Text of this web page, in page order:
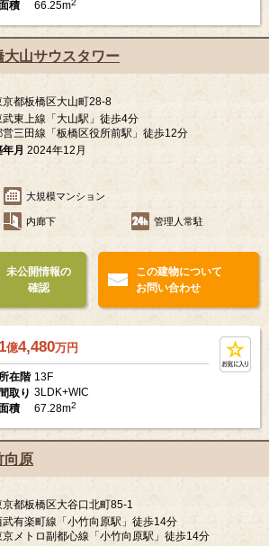
積 66.25m
大山サウスタワー
京都板橋区大山町28-8
武東上線「大山駅」徒歩4分
営三田線「板橋区役所前駅」徒歩12分
月 2024年12月
大規模マンション
内廊下 管理人常駐
未公開情報の
確認
この建物について
お問い合わせ
1億4,480万円
所在階 13F
間取り 3LDK+WIC
積
67.28m2
向原
京都板橋区大谷口北町85-1
武有楽町線「小竹向原駅」徒歩14分
京メトロ副都心線「小竹向原駅」徒歩14分